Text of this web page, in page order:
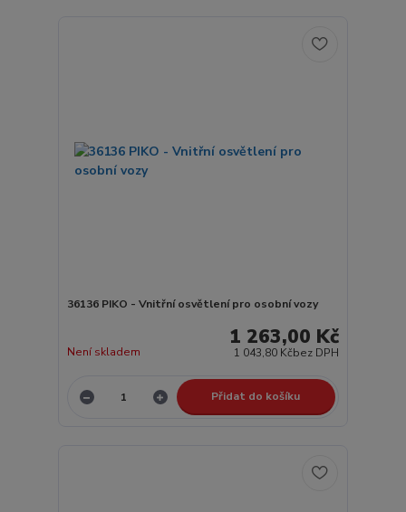
36136 PIKO - Vnitřní osvětlení pro osobní vozy
1 263,00 Kč
1 043,80 Kčbez DPH
Není skladem
Přidat do košíku